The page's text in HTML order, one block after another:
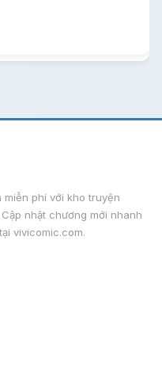
phí với kho truyện
nhật chương mới nhanh
vivicomic.com.